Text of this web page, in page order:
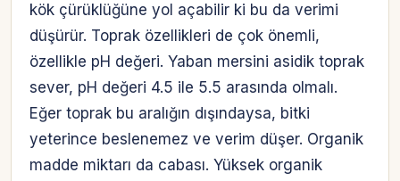
kök çürüklüğüne yol açabilir ki bu da verimi
düşürür. Toprak özellikleri de çok önemli,
özellikle pH değeri. Yaban mersini asidik toprak
sever, pH değeri 4.5 ile 5.5 arasında olmalı.
Eğer toprak bu aralığın dışındaysa, bitki
yeterince beslenemez ve verim düşer. Organik
madde miktarı da cabası. Yüksek organik